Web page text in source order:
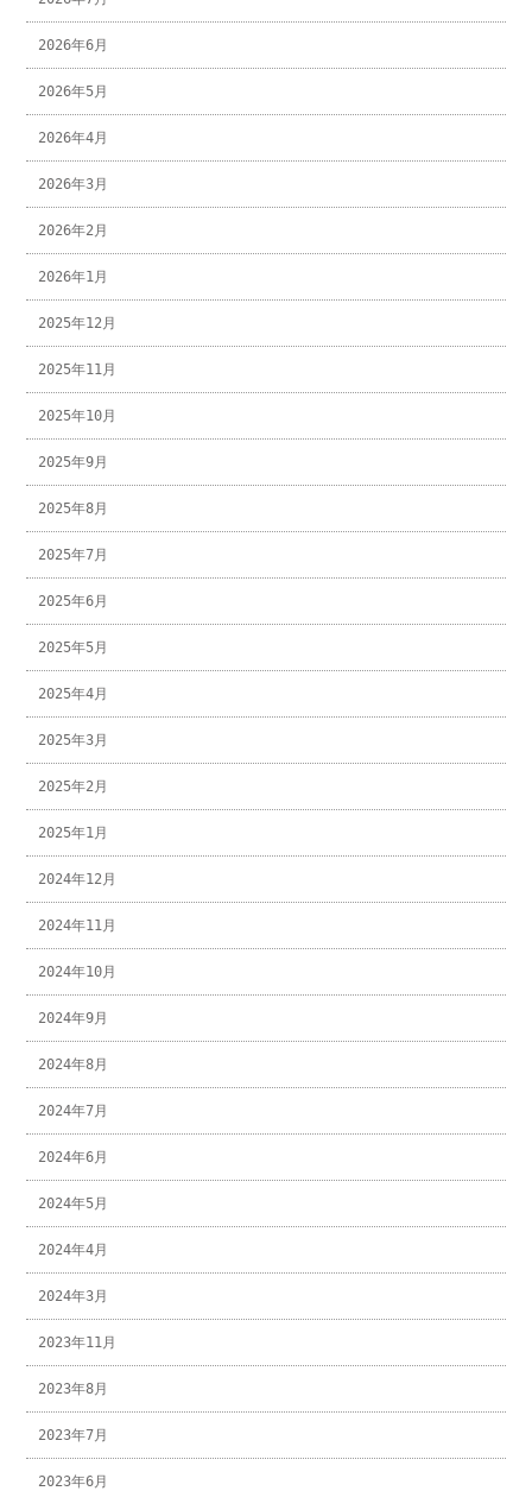
2026年6月
2026年5月
2026年4月
2026年3月
2026年2月
2026年1月
2025年12月
2025年11月
2025年10月
2025年9月
2025年8月
2025年7月
2025年6月
2025年5月
2025年4月
2025年3月
2025年2月
2025年1月
2024年12月
2024年11月
2024年10月
2024年9月
2024年8月
2024年7月
2024年6月
2024年5月
2024年4月
2024年3月
2023年11月
2023年8月
2023年7月
2023年6月